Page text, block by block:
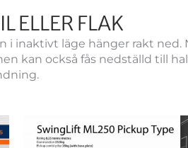
ELLER FLAK
i inaktivt läge hänger rakt ned.
kan också fås nedställd till